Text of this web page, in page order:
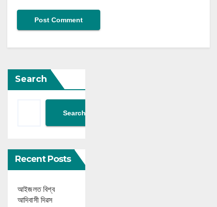
Search
Search
Recent Posts
আইজলত বিশ্ব
আদিবাসী দিৱস